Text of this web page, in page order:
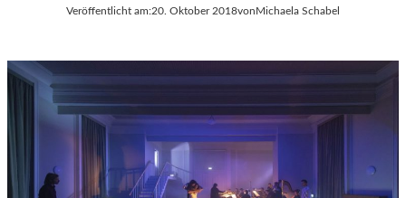
Veröffentlicht am:20. Oktober 2018von Michaela Schabel